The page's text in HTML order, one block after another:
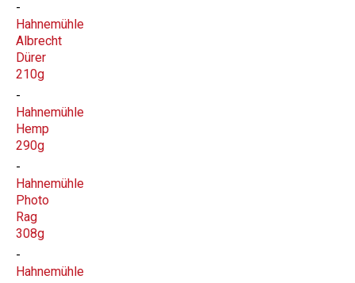
Hahnemühle
Albrecht
Dürer
210g
Hahnemühle
Hemp
290g
Hahnemühle
Photo
Rag
308g
Hahnemühle